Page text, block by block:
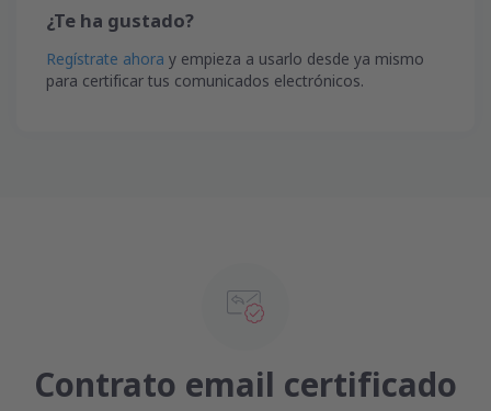
¿Te ha gustado?
Regístrate ahora y empieza a usarlo desde ya mismo
para certificar tus comunicados electrónicos.
Contrato email certificado